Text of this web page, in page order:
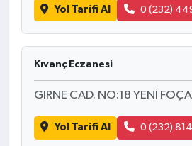
Yol Tarifi Al 0 (232)
Kıvanç Eczanesi
GIRNE CAD. NO:18 YENİ FOÇA
Yol Tarifi Al 0 (232)